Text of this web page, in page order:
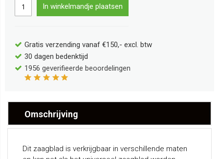
In winkelmandje plaatsen
Gratis verzending vanaf €150,- excl. btw
30 dagen bedenktijd
1956 geverifieerde beoordelingen
Omschrijving
Dit zaagblad is verkrijgbaar in verschillende maten